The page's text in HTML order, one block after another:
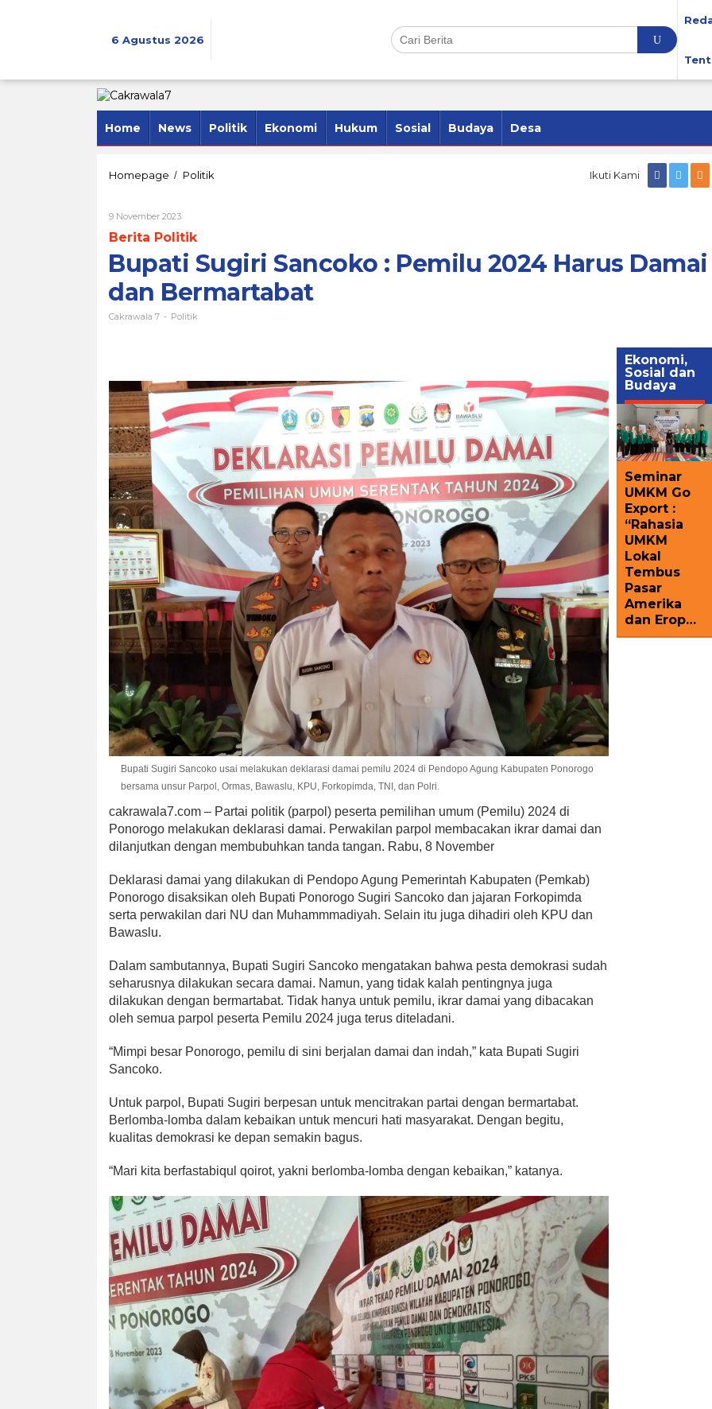
6 Agustus 2026
Home News Politik Ekonomi Hukum Sosial Budaya Desa
Homepage / Politik
Harus
Damai
dan
Bermartabat
Ikuti Kami
9 November 2023Oleh
7
Berita Politik
Bupati Sugiri Sancoko : Pemilu 2024 Harus Damai
dan Bermartabat
Cakrawala 7 - Politik
Bupati Sugiri Sancoko usai melakukan deklarasi damai pemilu 2024 di Pendopo Agung Kabupaten Ponorogo
bersama unsur Parpol, Ormas, Bawaslu, KPU, Forkopimda, TNI, dan Polri.
cakrawala7.com – Partai politik (parpol) peserta pemilihan umum (Pemilu) 2024 di
Ponorogo melakukan deklarasi damai. Perwakilan parpol membacakan ikrar damai dan
dilanjutkan dengan membubuhkan tanda tangan. Rabu, 8 November
Deklarasi damai yang dilakukan di Pendopo Agung Pemerintah Kabupaten (Pemkab)
Ponorogo disaksikan oleh Bupati Ponorogo Sugiri Sancoko dan jajaran Forkopimda
serta perwakilan dari NU dan Muhammmadiyah. Selain itu juga dihadiri oleh KPU dan
Bawaslu.
Dalam sambutannya, Bupati Sugiri Sancoko mengatakan bahwa pesta demokrasi sudah
seharusnya dilakukan secara damai. Namun, yang tidak kalah pentingnya juga
dilakukan dengan bermartabat. Tidak hanya untuk pemilu, ikrar damai yang dibacakan
oleh semua parpol peserta Pemilu 2024 juga terus diteladani.
“Mimpi besar Ponorogo, pemilu di sini berjalan damai dan indah,” kata Bupati Sugiri
Sancoko.
Untuk parpol, Bupati Sugiri berpesan untuk mencitrakan partai dengan bermartabat.
Berlomba-lomba dalam kebaikan untuk mencuri hati masyarakat. Dengan begitu,
kualitas demokrasi ke depan semakin bagus.
“Mari kita berfastabiqul qoirot, yakni berlomba-lomba dengan kebaikan,” katanya.
Ekonomi,
Sosial dan
Budaya
Seminar
UMKM Go
Export :
“Rahasia
UMKM
Lokal
Tembus
Pasar
Amerika
dan Erop…